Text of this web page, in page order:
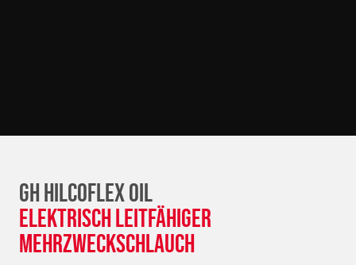
GH HILCOFLEX OIL
Elektrisch leitfähiger
Mehrzweckschlauch